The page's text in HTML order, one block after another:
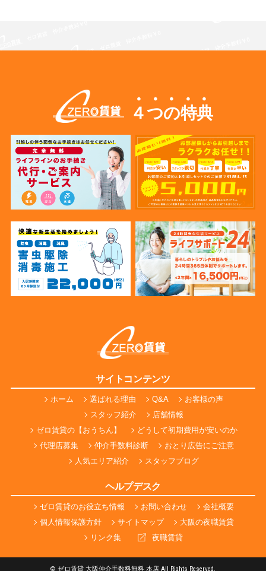
４つの特典
サイトコンテンツ
ホーム 選ばれる理由 Q&A
お客様の声
スタッフ紹介
店舗情報
ゼロ賃貸の【おうちん】
どうして初期費用が安いのか
代理店募集
仲介手数料診断
おとり広告にご注意
人気エリア紹介
スタッフブログ
ヘルプデスク
ゼロ賃貸のお役立ち情報 お問い合わせ
会社概要
個人情報保護方針
サイトマップ
大阪の夜職賃貸
リンク集
夜職賃貸
© ゼロ賃貸 大阪仲介手数料無料 本店 All Rights Reserved.